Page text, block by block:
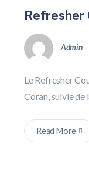
Refresher
Admin
Le Refresher
Coran, suivie de
Read More